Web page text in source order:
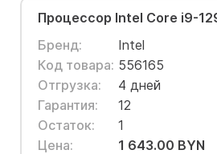
Процессор Intel Core i9-
Бренд:
Intel
Код товара: 556165
Отгрузка:
4 дней
Гарантия:
12
Остаток:
1
Цена:
1 643.00 BYN